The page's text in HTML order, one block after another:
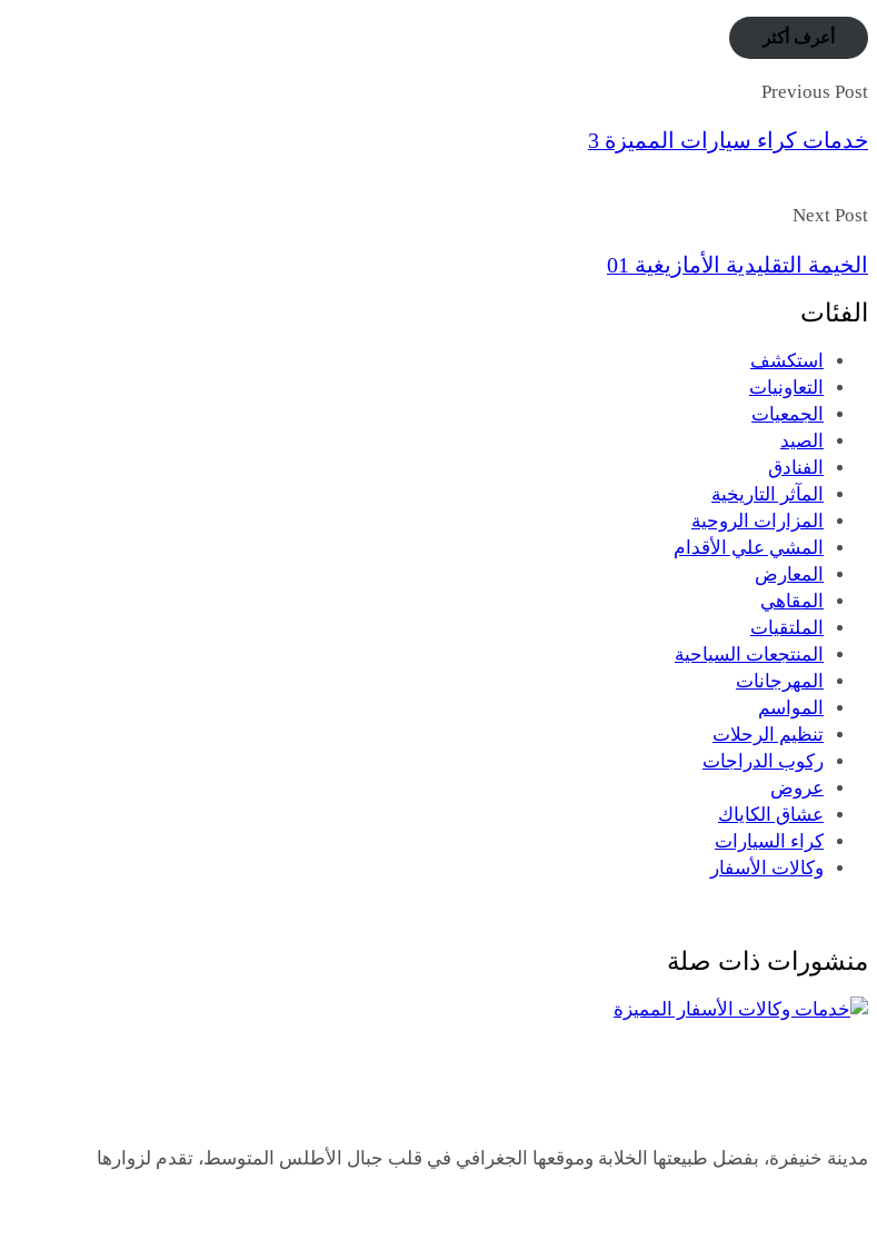
أعرف أكثر
Previous Post
خدمات كراء سيارات المميزة 3
Next Post
الخيمة التقليدية الأمازيغية 01
الفئات
استكشف
التعاونيات
الجمعيات
الصيد
الفنادق
المآثر التاريخية
المزارات الروحية
المشي علي الأقدام
المعارض
المقاهي
الملتقيات
المنتجعات السياحية
المهرجانات
المواسم
تنظيم الرحلات
ركوب الدراجات
عروض
عشاق الكاياك
كراء السيارات
وكالات الأسفار
منشورات ذات صلة
مدينة خنيفرة، بفضل طبيعتها الخلابة وموقعها الجغرافي في قلب جبال الأطلس المتوسط، تقدم لزوارها